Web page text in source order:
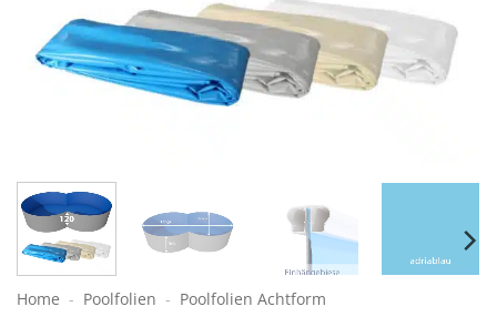
Home - Poolfolien - Poolfolien Achtform